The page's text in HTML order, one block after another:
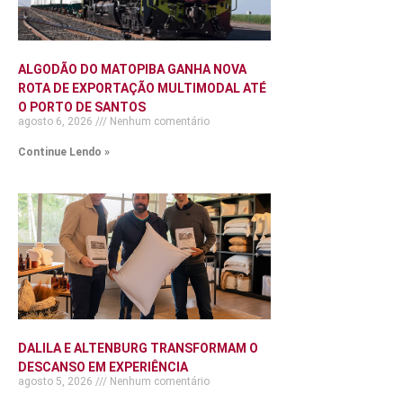
ALGODÃO DO MATOPIBA GANHA NOVA
ROTA DE EXPORTAÇÃO MULTIMODAL ATÉ
O PORTO DE SANTOS
agosto 6, 2026 Nenhum comentário
Continue Lendo »
DALILA E ALTENBURG TRANSFORMAM O
DESCANSO EM EXPERIÊNCIA
agosto 5, 2026 Nenhum comentário